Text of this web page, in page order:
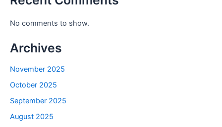
No comments to show.
Archives
November 2025
October 2025
September 2025
August 2025